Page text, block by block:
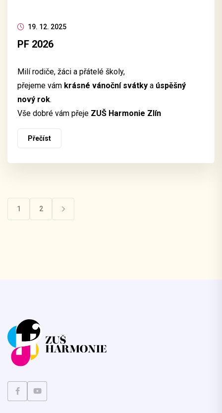
19. 12. 2025
PF 2026
Milí rodiče, žáci a přátelé školy,
přejeme vám krásné vánoční svátky a úspěšný
nový rok.
Vše dobré vám přeje ZUŠ Harmonie Zlín
Přečíst
1 2